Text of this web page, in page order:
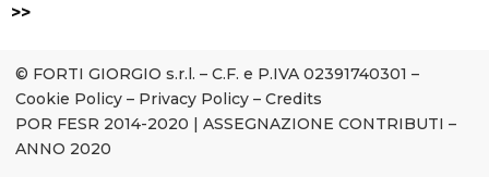
>>
© FORTI GIORGIO s.r.l. – C.F. e P.IVA 02391740301 –
Cookie Policy – Privacy Policy – Credits
POR FESR 2014-2020
ASSEGNAZIONE CONTRIBUTI –
ANNO 2020